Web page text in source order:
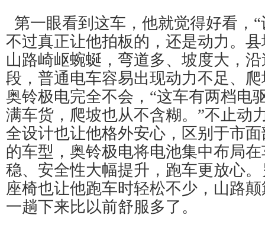
第一眼看到这车，他就觉得好看，
不过真正让他拍板的，还是动力。
山路崎岖蜿蜒，弯道多、坡度大，
段，普通电车容易出现动力不足、
奥铃极电完全不会，“这车有两档电
满车货，爬坡也从不含糊。”不止动
全设计也让他格外安心，区别于市
的车型，奥铃极电将电池集中布局
稳、安全性大幅提升，跑车更放心
座椅也让他跑车时轻松不少，山路
一趟下来比以前舒服多了。